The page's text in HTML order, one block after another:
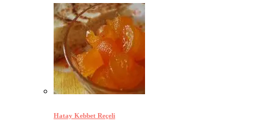
Hatay Kebbet Reçeli